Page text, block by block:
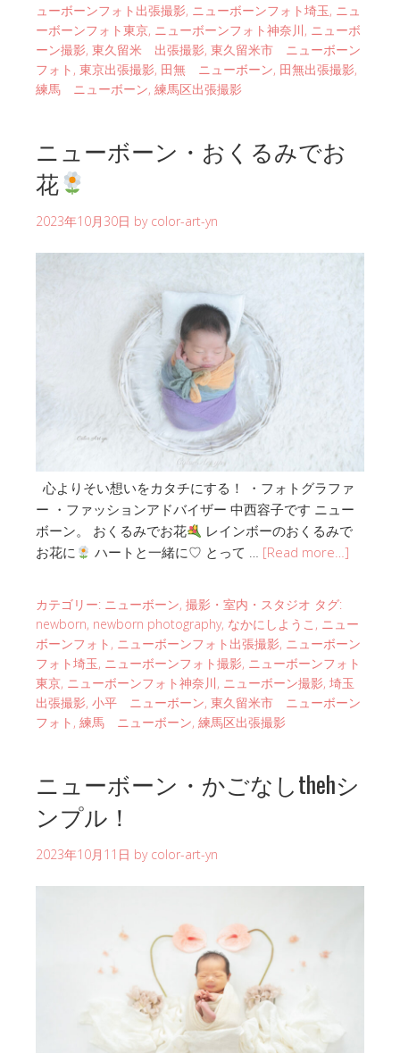
ューボーンフォト出張撮影, ニューボーンフォト埼玉, ニュ
ーボーンフォト東京, ニューボーンフォト神奈川, ニューボ
ーン撮影, 東久留米 出張撮影, 東久留米市 ニューボーン
フォト , 東京出張撮影, 田無 ニューボーン, 田無出張撮影,
練馬 ニューボーン, 練馬区出張撮影
ニューボーン・おくるみでお
花
2023年10月30日 by color-art-yn
心よりそい想いをカタチにする！ ・フォトグラファ
ー ・ファッションアドバイザー 中西容子です ニュー
ボーン。 おくるみでお花
レインボーのおくるみで
お花に
ハートと一緒に♡ とって … [Read more…]
カテゴリー: ニューボーン, 撮影・室内・スタジオ タグ:
newborn, newborn photography, なかにしようこ , ニュー
ボーンフォト , ニューボーンフォト出張撮影, ニューボーン
フォト埼玉, ニューボーンフォト撮影, ニューボーンフォト
東京, ニューボーンフォト神奈川, ニューボーン撮影, 埼玉
出張撮影, 小平 ニューボーン, 東久留米市 ニューボーン
フォト , 練馬 ニューボーン, 練馬区出張撮影
ニューボーン・かごなしthehシ
ンプル！
2023年10月11日 by color-art-yn